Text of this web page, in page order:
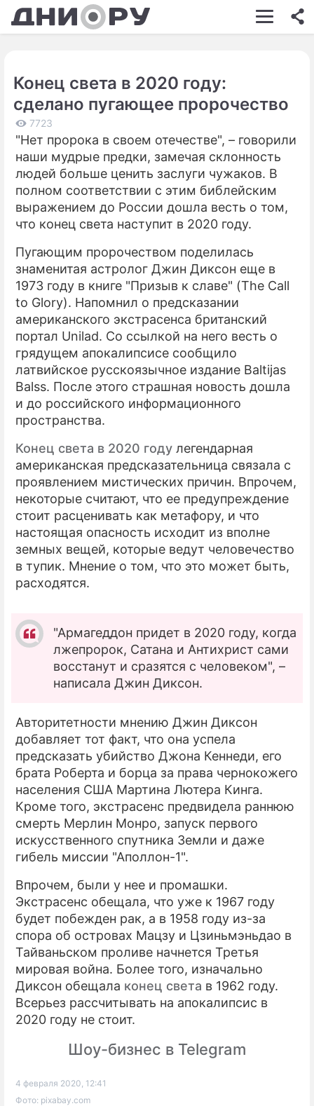
ШОУ-БИЗНЕС
КИНО
НЕДВИЖИМОСТЬ
ЗДОРОВЬЕ
ЭКОНОМИКА
СОННИК
СТИЛЬ ЖИЗНИ
СЕРИАЛЫ
ИГРЫ
ПРЕСС-РЕЛИЗЫ
О ПРОЕКТЕ
Конец света в 2020 году:
сделано пугающее пророчество
7723
"Нет пророка в своем отечестве", – говорили
наши мудрые предки, замечая склонность
людей больше ценить заслуги чужаков. В
полном соответствии с этим библейским
выражением до России дошла весть о том,
что конец света наступит в 2020 году.
Пугающим пророчеством поделилась
знаменитая астролог Джин Диксон еще в
1973 году в книге "Призыв к славе" (The Call
to Glory). Напомнил о предсказании
американского экстрасенса британский
портал Unilad. Со ссылкой на него весть о
грядущем апокалипсисе сообщило
латвийское русскоязычное издание Baltijas
Balss. После этого страшная новость дошла
и до российского информационного
пространства.
Конец света в 2020 году легендарная
американская предсказательница связала с
проявлением мистических причин. Впрочем,
некоторые считают, что ее предупреждение
стоит расценивать как метафору, и что
настоящая опасность исходит из вполне
земных вещей, которые ведут человечество
в тупик. Мнение о том, что это может быть,
расходятся.
"Армагеддон придет в 2020 году, когда
лжепророк, Сатана и Антихрист сами
восстанут и сразятся с человеком", –
написала Джин Диксон.
Авторитетности мнению Джин Диксон
добавляет тот факт, что она успела
предсказать убийство Джона Кеннеди, его
брата Роберта и борца за права чернокожего
населения США Мартина Лютера Кинга.
Кроме того, экстрасенс предвидела раннюю
смерть Мерлин Монро, запуск первого
искусственного спутника Земли и даже
гибель миссии "Аполлон-1".
Впрочем, были у нее и промашки.
Экстрасенс обещала, что уже к 1967 году
будет побежден рак, а в 1958 году из-за
спора об островах Мацзу и Цзиньмэньдао в
Тайваньском проливе начнется Третья
мировая война. Более того, изначально
Диксон обещала конец света в 1962 году.
Всерьез рассчитывать на апокалипсис в
2020 году не стоит.
Шоу-бизнес в Telegram
4 февраля 2020, 12:41
Фото: pixabay.com